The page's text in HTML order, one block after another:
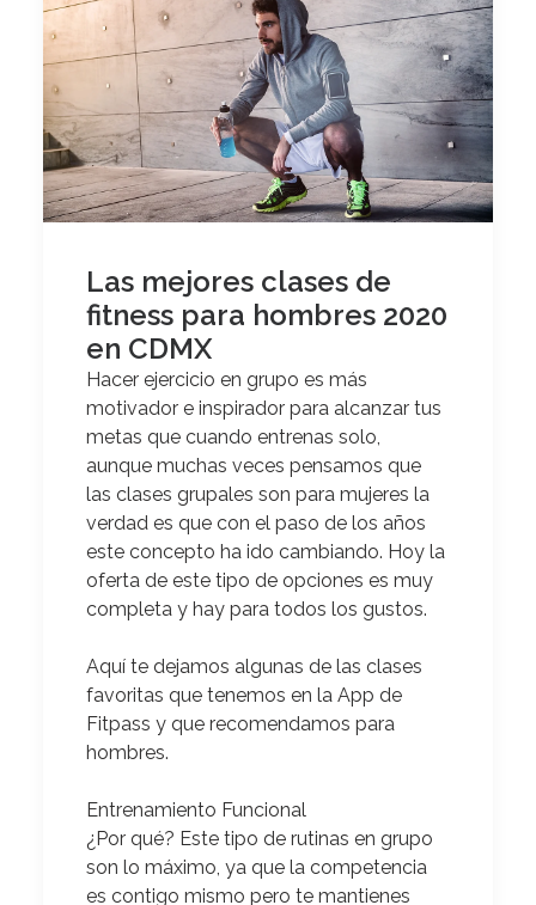
Las mejores clases de
fitness para hombres 2020
en CDMX
Hacer ejercicio en grupo es más
motivador e inspirador para alcanzar tus
metas que cuando entrenas solo,
aunque muchas veces pensamos que
las clases grupales son para mujeres la
verdad es que con el paso de los años
este concepto ha ido cambiando. Hoy la
oferta de este tipo de opciones es muy
completa y hay para todos los gustos.
Aquí te dejamos algunas de las clases
favoritas que tenemos en la App de
Fitpass y que recomendamos para
hombres.
Entrenamiento Funcional
¿Por qué? Este tipo de rutinas en grupo
son lo máximo, ya que la competencia
es contigo mismo pero te mantienes